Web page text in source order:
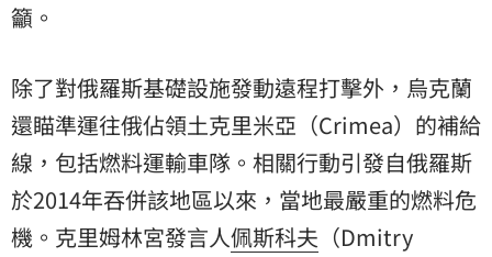
籲。
除了對俄羅斯基礎設施發動遠程打擊外，烏克蘭
還瞄準運往俄佔領土克里米亞（Crimea）的補給
線，包括燃料運輸車隊。相關行動引發自俄羅斯
於2014年吞併該地區以來，當地最嚴重的燃料危
機。克里姆林宮發言人佩斯科夫 （Dmitry